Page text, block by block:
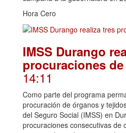
Hora Cero
IMSS Durango
procuraciones
14:11
Como parte del programa
procuración de órganos y
del Seguro Social (IMSS) en
procuraciones consecutivas de